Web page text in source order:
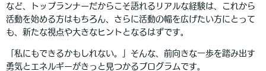
など、トップランナーだからこそ語れるリアルな経験は、これから
活動を始める方はもちろん、さらに活動の幅を広げたい方にとって
も、新たな視点や大きなヒントとなるはずです。
「私にもできるかもしれない。」そんな、前向きな一歩を踏み出す
勇気とエネルギーがきっと見つかるプログラムです。